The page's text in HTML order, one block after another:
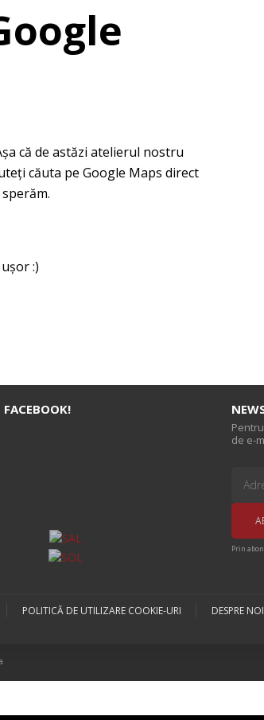
că de astăzi atelierul nostru
căuta pe Google Maps direct
:)
FACEBOOK!
de e-
Prin
POLITICĂ DE UTILIZARE COOKIE-URI DESPRE NOI